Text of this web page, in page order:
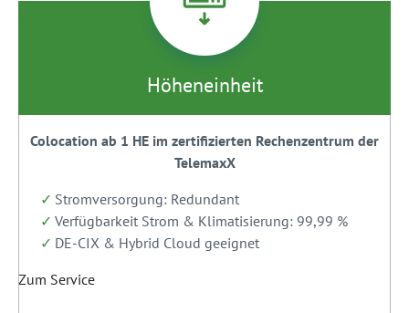
Höheneinheit
Colocation ab 1 HE im zertifizierten Rechenzentrum der
TelemaxX
Stromversorgung: Redundant
Verfügbarkeit Strom & Klimatisierung: 99,99 %
DE-CIX & Hybrid Cloud geeignet
Zum Service